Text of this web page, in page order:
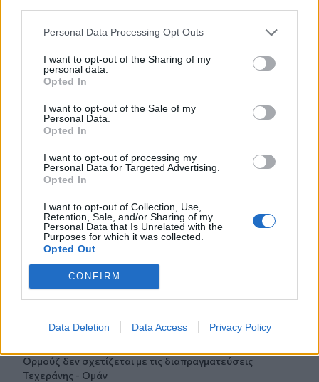
Personal Data Processing Opt Outs
I want to opt-out of the Sharing of my
personal data.
Opted In
I want to opt-out of the Sale of my
Personal Data.
Opted In
I want to opt-out of processing my
Personal Data for Targeted Advertising.
Opted In
I want to opt-out of Collection, Use,
Retention, Sale, and/or Sharing of my
Personal Data that Is Unrelated with the
Purposes for which it was collected.
Opted Out
CONFIRM
Data Deletion Data Access Privacy Policy
άνω των 60 – Οι οδηγίες για ασφαλές κολύμπι
Αλέξης Τσίπρας: Στις 2 Σεπτεμβρίου η παρουσίαση του
οικονομικού προγράμματος της ΕΛ.Α.Σ.
ΟΦΗ: Η τρίτη φανέλα για τη νέα σεζόν - «Το πορτοκαλί
που κουβαλά την ιστορία μας»
Χαμός με τον Μπρούκλιν Μπέκαμ που έβρασε ζυμαρικά
Καλοκαίρι και αλλεργίες: Πότε απαιτείται προσοχή και
ποια συμπτώματα δεν πρέπει να αγνοούμε
14:23
ΟΦΗ: Φουλάρει για sold out στο Σούπερ Καπ με την ΑΕΚ!
Ορμούζ δεν σχετίζεται με τις διαπραγματεύσεις
Τεχεράνης - Ομάν